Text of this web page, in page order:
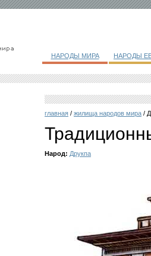
НАРОДЫ МИРА НАРОДЫ
главная / жилища народов мира /
Народ: Друкпа